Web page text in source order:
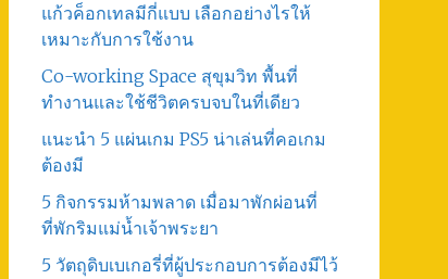
แก้วค็อกเทลมีกี่แบบ เลือกอย่างไรให้
เหมาะกับการใช้งาน
Co-working Space สุขุมวิท พื้นที่
ทำงานและใช้ชีวิตครบจบในที่เดียว
แนะนำ 5 แผ่นเกม PS5 น่าเล่นที่คอเกม
ต้องมี
5 กิจกรรมห้ามพลาด เมื่อมาพักผ่อนที่
ที่พักริมแม่น้ำเจ้าพระยา
5 วัตถุดิบเบเกอรี่ที่ผู้ประกอบการต้องมีไว้